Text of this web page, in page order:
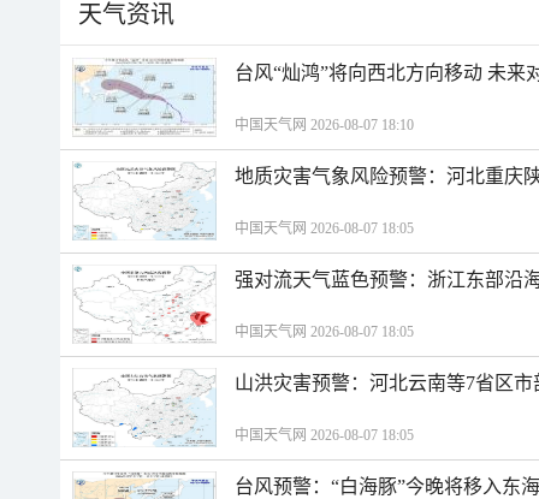
天气资讯
台风“灿鸿”将向西北方向移动 未来
中国天气网 2026-08-07 18:10
地质灾害气象风险预警：河北重庆
中国天气网 2026-08-07 18:05
强对流天气蓝色预警：浙江东部沿
中国天气网 2026-08-07 18:05
山洪灾害预警：河北云南等7省区
中国天气网 2026-08-07 18:05
台风预警：“白海豚”今晚将移入东